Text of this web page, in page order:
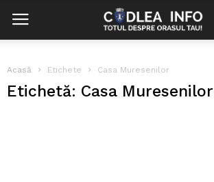
Acasă Etichete Casa Muresenilor
Etichetă: Casa Muresenilor